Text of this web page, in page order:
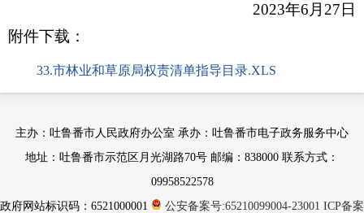
2023年6月27日
附件下载：
33.市林业和草原局权责清单指导目录.XLS
主办：吐鲁番市人民政府办公室 承办：吐鲁番市电子政务服务中心
地址：吐鲁番市示范区月光湖路70号 邮编：838000 联系方式：
09958522578
政府网站标识码：6521000001
公安备案号:65210099004-23001 ICP备案